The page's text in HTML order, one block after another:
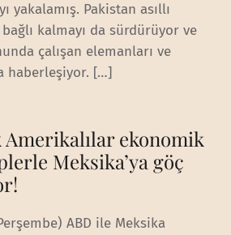
yakalamış. Pakistan asıllı
kalmayı da sürdürüyor ve
çalışan elemanları ve
haberleşiyor. […]
Amerikalılar ekonomik
Meksika’ya göç
ABD ile Meksika